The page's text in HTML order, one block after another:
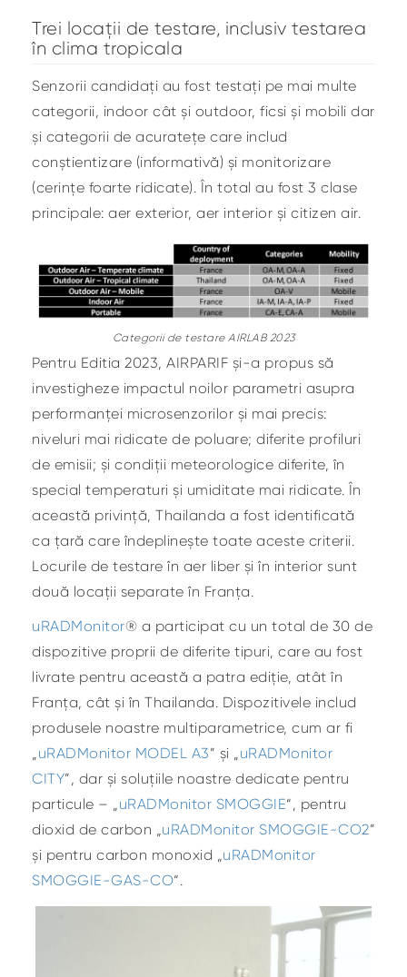
Trei locații de testare, inclusiv testarea
în clima tropicala
Senzorii candidați au fost testați pe mai multe
categorii, indoor cât și outdoor, ficsi și mobili dar
și categorii de acuratețe care includ
conștientizare (informativă) și monitorizare
(cerințe foarte ridicate). În total au fost 3 clase
principale: aer exterior, aer interior și citizen air.
Categorii de testare AIRLAB 2023
Pentru Editia 2023, AIRPARIF și-a propus să
investigheze impactul noilor parametri asupra
performanței microsenzorilor și mai precis:
niveluri mai ridicate de poluare; diferite profiluri
de emisii; și condiții meteorologice diferite, în
special temperaturi și umiditate mai ridicate. În
această privință, Thailanda a fost identificată
ca țară care îndeplinește toate aceste criterii.
Locurile de testare în aer liber și în interior sunt
două locații separate în Franța.
uRADMonitor® a participat cu un total de 30 de
dispozitive proprii de diferite tipuri, care au fost
livrate pentru această a patra ediție, atât în
Franța, cât și în Thailanda. Dispozitivele includ
produsele noastre multiparametrice, cum ar fi
„uRADMonitor MODEL A3” și „uRADMonitor
CITY”, dar și soluțiile noastre dedicate pentru
particule – „uRADMonitor SMOGGIE“, pentru
dioxid de carbon „uRADMonitor SMOGGIE-CO2”
și pentru carbon monoxid „uRADMonitor
SMOGGIE-GAS-CO“.